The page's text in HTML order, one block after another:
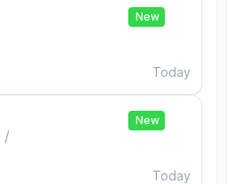
New
Today
/
New
Today